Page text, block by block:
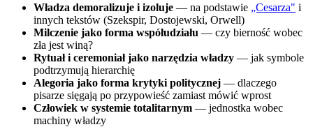
Władza demoralizuje i izoluje — na podstawie „Cesarza" i
innych tekstów (Szekspir, Dostojewski, Orwell)
Milczenie jako forma współudziału — czy bierność wobec
zła jest winą?
Rytuał i ceremoniał jako narzędzia władzy — jak symbole
podtrzymują hierarchię
Alegoria jako forma krytyki politycznej — dlaczego
pisarze sięgają po przypowieść zamiast mówić wprost
Człowiek w systemie totalitarnym — jednostka wobec
machiny władzy